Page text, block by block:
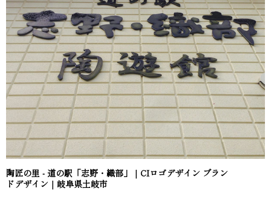
陶匠の里 - 道の駅「志野・織部」｜CIロゴデザイン ブラン
ドデザイン｜岐阜県土岐市